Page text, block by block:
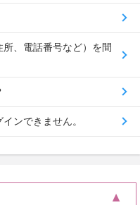
、電話番号など）を間
ンできません。